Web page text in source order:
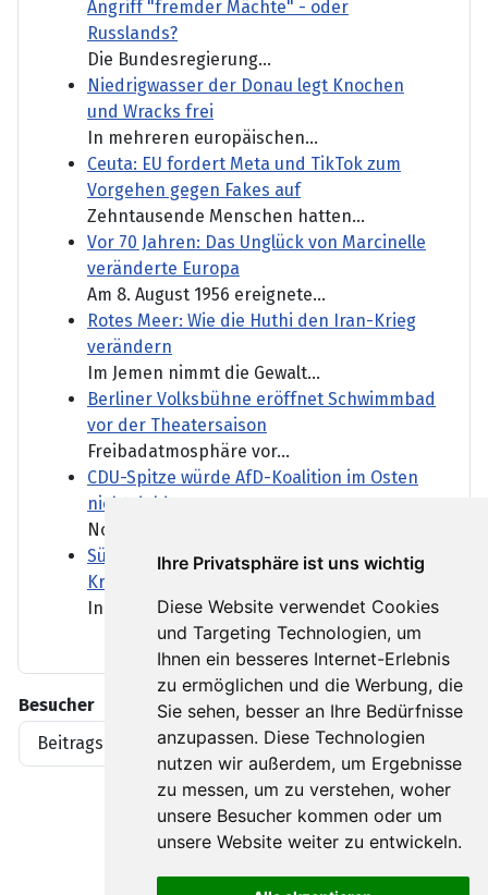
Ihre Privatsphäre ist uns wichtig
Diese Website verwendet Cookies
und Targeting Technologien, um
Ihnen ein besseres Internet-Erlebnis
zu ermöglichen und die Werbung, die
Sie sehen, besser an Ihre Bedürfnisse
anzupassen. Diese Technologien
nutzen wir außerdem, um Ergebnisse
zu messen, um zu verstehen, woher
unsere Besucher kommen oder um
unsere Website weiter zu entwickeln.
Angriff "fremder Mächte" - oder
Russlands?
Die Bundesregierung...
Niedrigwasser der Donau legt Knochen
und Wracks frei
In mehreren europäischen...
Ceuta: EU fordert Meta und TikTok zum
Vorgehen gegen Fakes auf
Zehntausende Menschen hatten...
Vor 70 Jahren: Das Unglück von Marcinelle
veränderte Europa
Am 8. August 1956 ereignete...
Rotes Meer: Wie die Huthi den Iran-Krieg
verändern
Im Jemen nimmt die Gewalt...
Berliner Volksbühne eröffnet Schwimmbad
vor der Theatersaison
Freibadatmosphäre vor...
CDU-Spitze würde AfD-Koalition im Osten
nicht dulden
Normalerweise hält sich eine...
Südafrika setzt nach fremdenfeindlichen
Krawallen auf Schadensbegrenzung
In Südafrika ist in den...
Besucher
Beitragsaufrufe
1919396